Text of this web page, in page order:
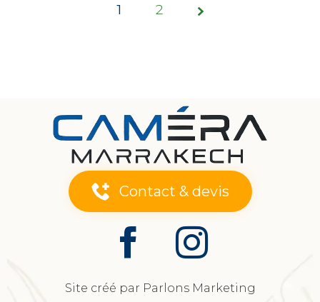
Page
1 2
Contact & devis
Site créé par Parlons Marketing